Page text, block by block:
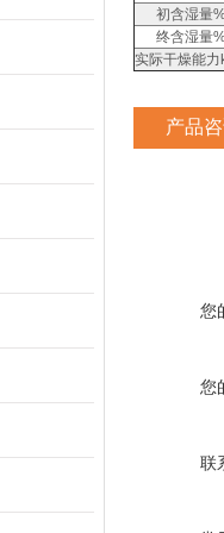
初含湿量
终含湿量
实际干燥能力
产品
您
您
联